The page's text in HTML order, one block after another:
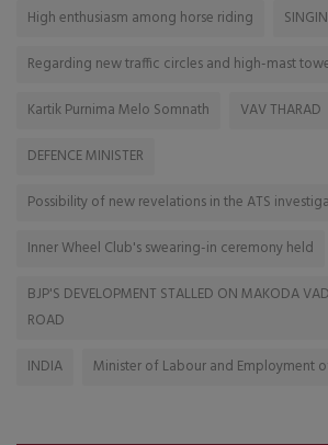
High enthusiasm among horse riding
Regarding new traffic circles and high-mast
Kartik Purnima Melo Somnath
VAV THARAD
DEFENCE MINISTER
Possibility of new revelations in the ATS
Inner Wheel Club's swearing-in ceremony held
BJP'S DEVELOPMENT STALLED ON MAKODA
ROAD
INDIA
Minister of Labour and Employment